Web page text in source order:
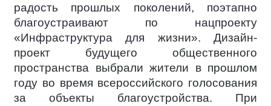
радость прошлых поколений, поэтапно
благоустраивают по нацпроекту
«Инфраструктура для жизни». Дизайн-
проект будущего общественного
пространства выбрали жители в прошлом
году во время всероссийского голосования
за объекты благоустройства. При